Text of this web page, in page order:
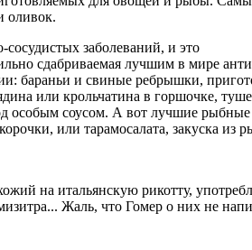
оливок.
заболеваний, и это
сдабриваемая лучшим в мире
бараньи и свиные ребрышки,
или крольчатина в горшочке,
особым соусом. А вот лучшие
или тарамосалата, закуска из
на итальянскую рикотту,
Жаль, что Гомер о них не